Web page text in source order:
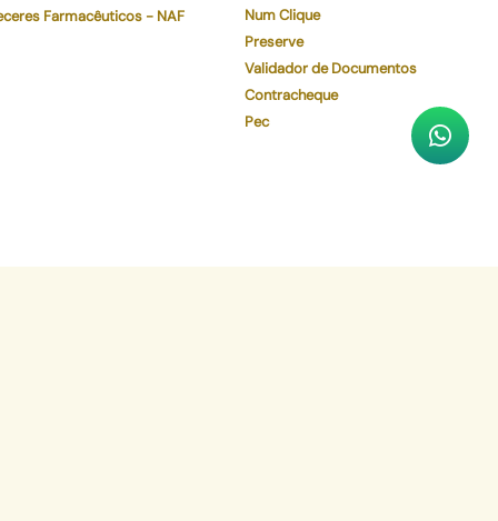
Farmacêuticos - NAF
Num Clique
Preserve
Validador de Documentos
Contracheque
Pec